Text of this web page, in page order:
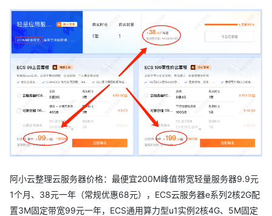
阿小云整理云服务器价格：最便宜200M峰值带宽轻量服务器9.9元
1个月、38元一年（常规优惠68元），ECS云服务器e系列2核2G配
置3M固定带宽99元一年，ECS通用算力型u1实例2核4G、5M固定